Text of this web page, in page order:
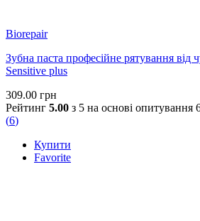
Biorepair
Зубна паста професійне рятування від
Sensitive plus
309.00 грн
Рейтинг 5.00 з 5 на основі опитування
(6)
Купити
Favorite